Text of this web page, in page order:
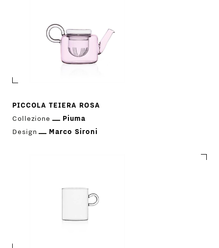
PICCOLA TEIERA ROSA
Collezione
Piuma
Design
Marco Sironi